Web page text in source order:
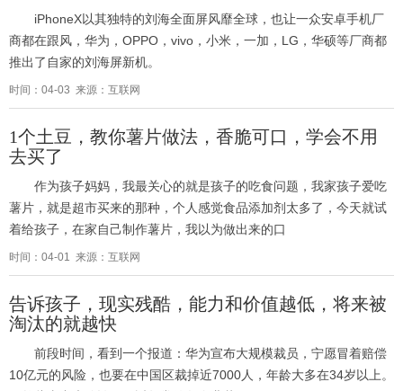
iPhoneX以其独特的刘海全面屏风靡全球，也让一众安卓手机厂
商都在跟风，华为，OPPO，vivo，小米，一加，LG，华硕等厂商都
推出了自家的刘海屏新机。
时间：04-03 来源：互联网
1个土豆，教你薯片做法，香脆可口，学会不用
去买了
作为孩子妈妈，我最关心的就是孩子的吃食问题，我家孩子爱吃
薯片，就是超市买来的那种，个人感觉食品添加剂太多了，今天就试
着给孩子，在家自己制作薯片，我以为做出来的口
时间：04-01 来源：互联网
告诉孩子，现实残酷，能力和价值越低，将来被
淘汰的就越快
前段时间，看到一个报道：华为宣布大规模裁员，宁愿冒着赔偿
10亿元的风险，也要在中国区裁掉近7000人，年龄大多在34岁以上。